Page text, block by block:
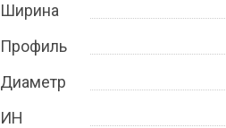
Ширина
Профиль
Диаметр
ИН